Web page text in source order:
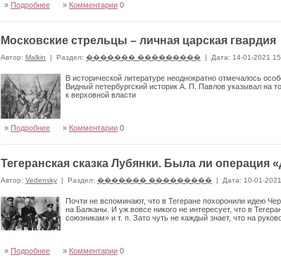
» Подробнее » Комментарии 0
Московские стрельцы – личная царская гвардия
Автор: Malkin | Раздел: ������� ��������� | Дата: 14-01-2021
В исторической литературе неоднократно отмечалось
Видный петербургский историк А. П. Павлов указывал на
к верховной власти
» Подробнее » Комментарии 0
Тегеранская сказка Лубянки. Была ли
Автор: Vedensky | Раздел: ������� ��������� | Дата: 10-01-
Почти не вспоминают, что в Тегеране похоронили идею
на Балканы. И уж вовсе никого не интересует, что в
союзникам» и т. п. Зато чуть не каждый знает, что на
» Подробнее » Комментарии 0